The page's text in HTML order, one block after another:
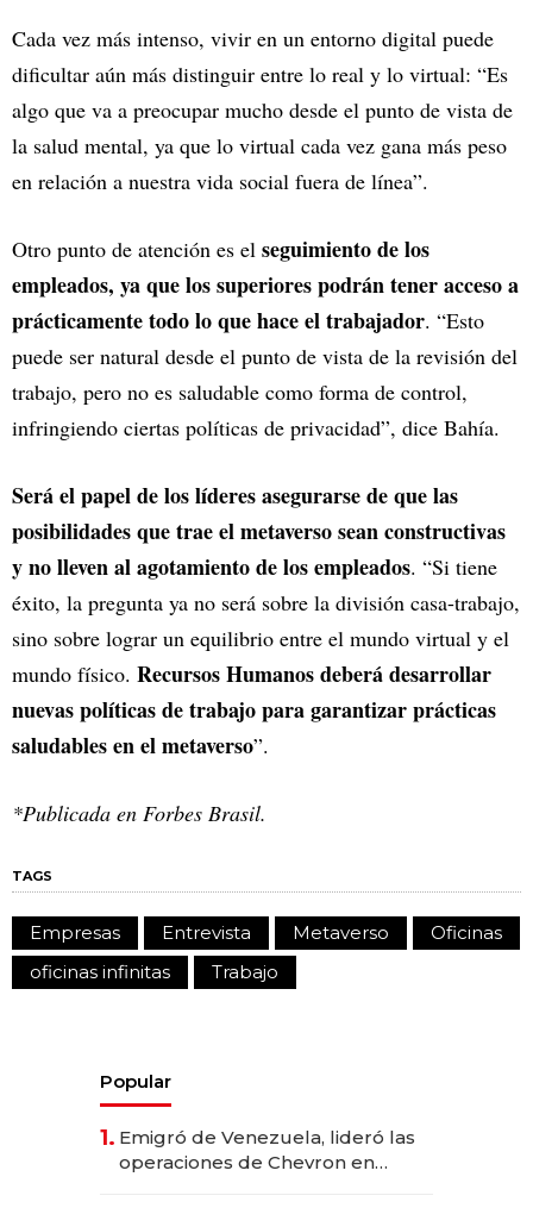
Cada vez más intenso, vivir en un entorno digital puede
dificultar aún más distinguir entre lo real y lo virtual: “Es
algo que va a preocupar mucho desde el punto de vista de
la salud mental, ya que lo virtual cada vez gana más peso
en relación a nuestra vida social fuera de línea”.
Otro punto de atención es el seguimiento de los
empleados, ya que los superiores podrán tener acceso a
prácticamente todo lo que hace el trabajador. “Esto
puede ser natural desde el punto de vista de la revisión del
trabajo, pero no es saludable como forma de control,
infringiendo ciertas políticas de privacidad”, dice Bahía.
Será el papel de los líderes asegurarse de que las
posibilidades que trae el metaverso sean constructivas
y no lleven al agotamiento de los empleados. “Si tiene
éxito, la pregunta ya no será sobre la división casa-trabajo,
sino sobre lograr un equilibrio entre el mundo virtual y el
mundo físico. Recursos Humanos deberá desarrollar
nuevas políticas de trabajo para garantizar prácticas
saludables en el metaverso”.
*Publicada en Forbes Brasil.
TAGS
Empresas Entrevista Metaverso
Oficinas
oficinas infinitas
Trabajo
Popular
1. Emigró de Venezuela, lideró las
operaciones de Chevron en